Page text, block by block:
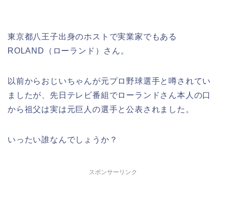
東京都八王子出身のホストで実業家でもある
ROLAND（ローランド）さん。
以前からおじいちゃんが元プロ野球選手と噂されてい
ましたが、先日テレビ番組でローランドさん本人の口
から祖父は実は元巨人の選手と公表されました。
いったい誰なんでしょうか？
スポンサーリンク